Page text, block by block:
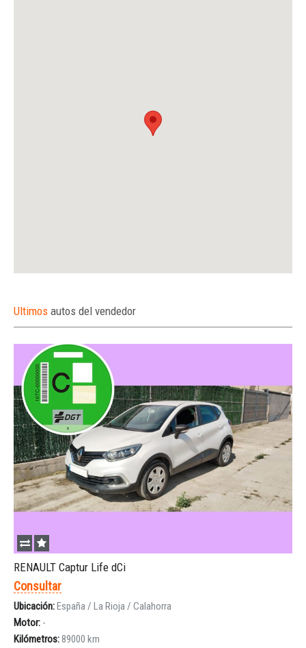
Ultimos autos del vendedor
RENAULT Captur Life dCi
Consultar
Ubicación:España / La Rioja / Calahorra
Motor: -
Kilómetros:89000 km